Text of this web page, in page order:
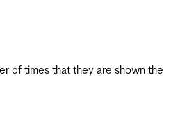
of times that they are shown the